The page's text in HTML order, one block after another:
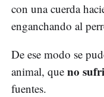
con una cuerda
enganchando al
De ese modo se
animal, que no
fuentes.